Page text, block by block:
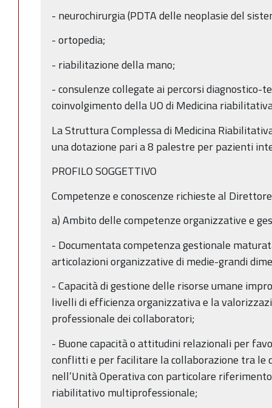
- neurochirurgia (PDTA delle neoplasie del
- ortopedia;
- riabilitazione della mano;
- consulenze collegate ai percorsi diagnostico-
coinvolgimento della UO di Medicina
La Struttura Complessa di Medicina
una dotazione pari a 8 palestre per pazienti
PROFILO SOGGETTIVO
Competenze e conoscenze richieste al
a) Ambito delle competenze organizzative e
- Documentata competenza gestionale
articolazioni organizzative di medie-grandi
- Capacità di gestione delle risorse umane
livelli di efficienza organizzativa e la
professionale dei collaboratori;
- Buone capacità o attitudini relazionali per
conflitti e per facilitare la collaborazione tra le
nell’Unità Operativa con particolare
riabilitativo multiprofessionale;